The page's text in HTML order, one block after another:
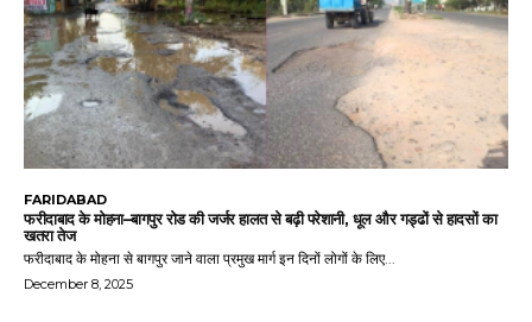
FARIDABAD
फरीदाबाद के मोहना–बागपुर रोड की जर्जर हालत से बढ़ी परेशानी, धूल और गड्ढों से हादसों का
खतरा तेज
फरीदाबाद के मोहना से बागपुर जाने वाला प्रमुख मार्ग इन दिनों लोगों के लिए...
December 8, 2025